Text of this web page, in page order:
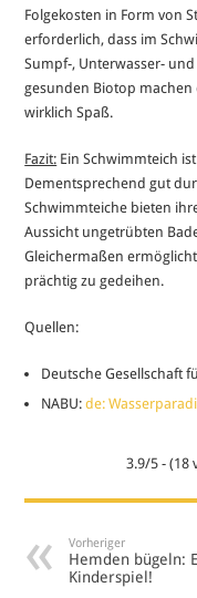
Folgekosten in Form von
erforderlich, dass im
Sumpf-, Unterwasser-
gesunden Biotop machen
wirklich Spaß.
Fazit: Ein Schwimmteich
Dementsprechend gut
Schwimmteiche bieten
Aussicht ungetrübten
Gleichermaßen
prächtig zu gedeihen.
Quellen:
Deutsche Gesellschaft
NABU:de:
3.9/5 - (18
Vorheriger
Hemden bügeln:
Kinderspiel!